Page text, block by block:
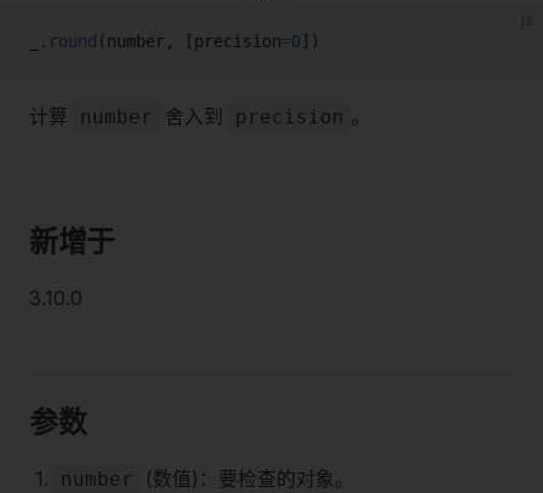
_. round (number, [precision=0])
计算 number 舍入到 precision 。
新增于
3.10.0
参数
number (数值)：要检查的对象。